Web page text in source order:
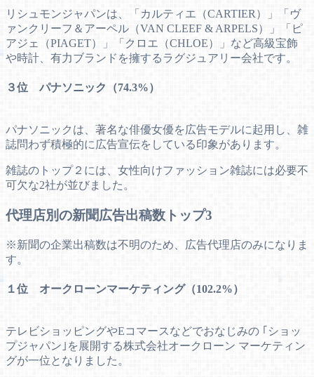
リシュモンジャパンは、「カルティエ（CARTIER）」「ヴ
ァンクリーフ＆アーペル（VAN CLEEF & ARPELS）」「ピ
アジェ（PIAGET）」「クロエ（CHLOE）」など高級宝飾
や時計、有力ブランドを擁するラグジュアリー会社です。
３位 パナソニック（74.3%）
パナソニックは、著名な俳優女優を広告モデルに起用し、雑
誌問わず積極的に広告宣伝をしている印象があります。
雑誌のトップ２には、女性向けファッション雑誌には必要不
可欠な2社が並びました。
代理店別の新聞広告出稿数トップ3
※新聞の企業出稿数は不明のため、広告代理店のみになりま
す。
１位 オークローンマーケティング（102.2%）
テレビショッピングやEコマースなどでおなじみの ｢ショッ
プジャパン｣を展開する株式会社オークローン マーケティン
グが一位となりました。